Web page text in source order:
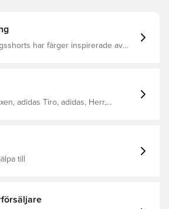
har färger inspirerade av
Fickor med dragkedja håller
förvar, så att du kan fokusera på
adidas Tiro, adidas, Herr,
till